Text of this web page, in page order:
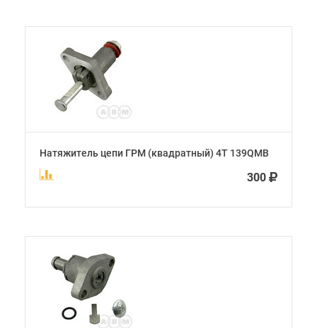
Натяжитель цепи ГРМ (квадратный) 4Т 139QMB
300